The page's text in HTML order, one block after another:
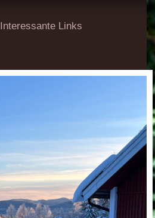
Interessante Links